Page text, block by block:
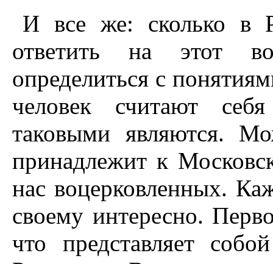
И все же: сколько в
ответить на этот
определиться с
человек считают
таковыми являются.
принадлежит к
нас воцерковленных.
своему интересно.
что представляет